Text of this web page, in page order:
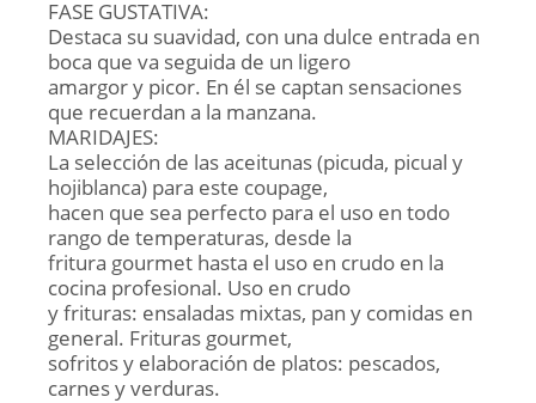
FASE GUSTATIVA:
Destaca su suavidad, con una dulce entrada en
boca que va seguida de un ligero
amargor y picor. En él se captan sensaciones
que recuerdan a la manzana.
MARIDAJES:
La selección de las aceitunas (picuda, picual y
hojiblanca) para este coupage,
hacen que sea perfecto para el uso en todo
rango de temperaturas, desde la
fritura gourmet hasta el uso en crudo en la
cocina profesional. Uso en crudo
y frituras: ensaladas mixtas, pan y comidas en
general. Frituras gourmet,
sofritos y elaboración de platos: pescados,
carnes y verduras.